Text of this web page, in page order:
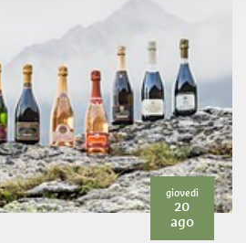
giovedì
20
ago